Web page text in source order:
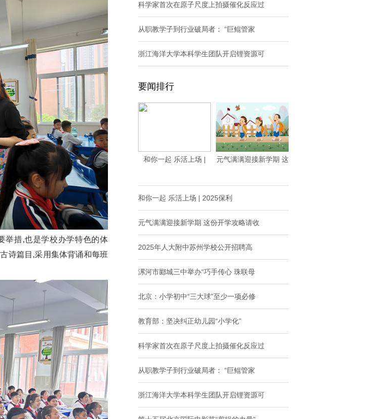
措,也是学校办学特色的体
诗篇目,采用集体背诵和每班
科学家首次在原子尺度上拍摄催化反应过
从职教学子到行业破局者： “巨鲲管家
浙江海洋大学本科学生团队开启锂资源可
要闻排行
和你一起 乐活上场 |
元气满满迎接新学期 这
和你一起 乐活上场 | 2025保利
元气满满迎接新学期 这份开学攻略请收
2025年人大附中苏州学校公开招聘高
漯河市郾城三中举办“巧手传心 珠联母
北京：小学初中“三大球”至少一项必修
教育部：坚决纠正幼儿园“小学化”
科学家首次在原子尺度上拍摄催化反应过
从职教学子到行业破局者： “巨鲲管家
浙江海洋大学本科学生团队开启锂资源可